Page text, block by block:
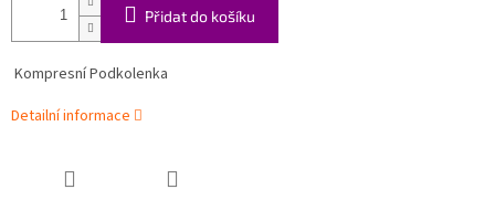
Přidat do košíku
Kompresní Podkolenka
Detailní informace